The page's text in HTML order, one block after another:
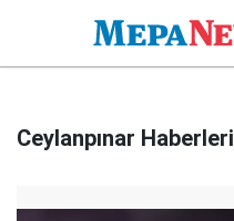
Ceylanpınar Haberleri